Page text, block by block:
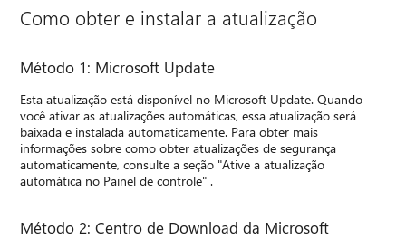
Como obter e instalar a atualização
Método 1: Microsoft Update
Esta atualização está disponível no Microsoft Update. Quando
você ativar as atualizações automáticas, essa atualização será
baixada e instalada automaticamente. Para obter mais
informações sobre como obter atualizações de segurança
automaticamente, consulte a seção "Ative a atualização
automática no Painel de controle" .
Método 2: Centro de Download da Microsoft